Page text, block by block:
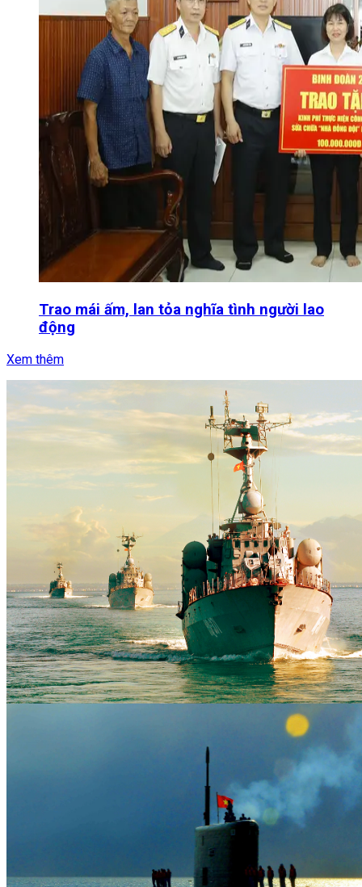
Trao mái ấm, lan tỏa nghĩa tình người lao
động
Xem thêm